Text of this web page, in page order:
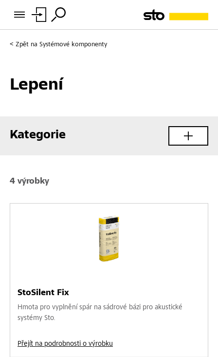
Zpět na Systémové komponenty
Lepení
Kategorie
4 výrobky
StoSilent Fix
Hmota pro vyplnění spár na sádrové bázi pro akustické
systémy Sto.
Přejít na podrobnosti o výrobku